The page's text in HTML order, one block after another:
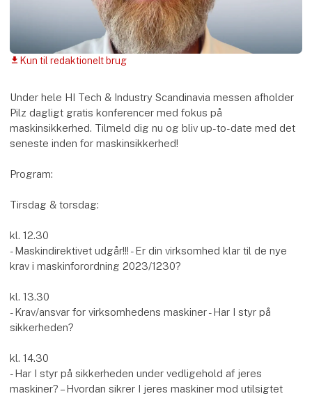
download Kun til redaktionelt brug
Under hele HI Tech & Industry Scandinavia messen afholder
Pilz dagligt gratis konferencer med fokus på
maskinsikkerhed. Tilmeld dig nu og bliv up-to-date med det
seneste inden for maskinsikkerhed!
Program:
Tirsdag & torsdag:
kl. 12.30
- Maskindirektivet udgår!!! - Er din virksomhed klar til de nye
krav i maskinforordning 2023/1230?
kl. 13.30
- Krav/ansvar for virksomhedens maskiner - Har I styr på
sikkerheden?
kl. 14.30
- Har I styr på sikkerheden under vedligehold af jeres
maskiner? – Hvordan sikrer I jeres maskiner mod utilsigtet